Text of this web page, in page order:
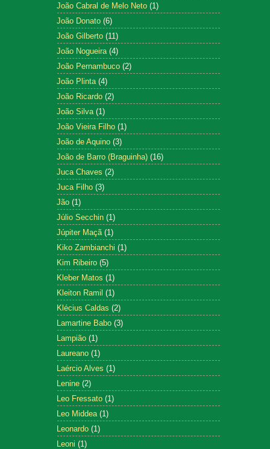
João Cabral de Melo Neto (1)
João Donato (6)
João Gilberto (11)
João Nogueira (4)
João Pernambuco (2)
João Plinta (4)
João Ricardo (2)
João Silva (1)
João Vieira Filho (1)
João de Aquino (3)
João de Barro (Braguinha) (16)
Juca Chaves (2)
Juca Filho (3)
Jão (1)
Júlio Secchin (1)
Júpiter Maçã (1)
Kiko Zambianchi (1)
Kim Ribeiro (5)
Kleber Matos (1)
Kleiton Ramil (1)
Klécius Caldas (2)
Lamartine Babo (3)
Lampião (1)
Laureano (1)
Laércio Alves (1)
Lenine (2)
Leo Fressato (1)
Leo Middea (1)
Leonardo (1)
Leoni (1)